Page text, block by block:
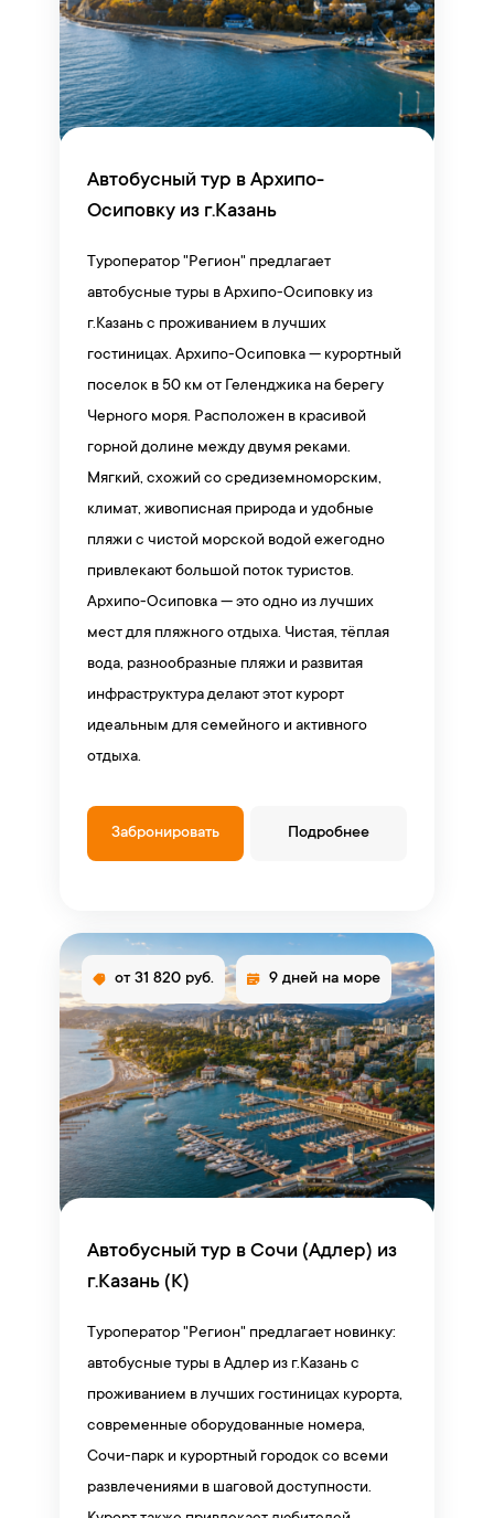
Автобусный тур в Архипо-
Осиповку из г.Казань
Туроператор "Регион" предлагает
автобусные туры в Архипо-Осиповку из
г.Казань с проживанием в лучших
гостиницах. Архипо-Осиповка — курортный
поселок в 50 км от Геленджика на берегу
Черного моря. Расположен в красивой
горной долине между двумя реками.
Мягкий, схожий со средиземноморским,
климат, живописная природа и удобные
пляжи с чистой морской водой ежегодно
привлекают большой поток туристов.
Архипо-Осиповка — это одно из лучших
мест для пляжного отдыха. Чистая, тёплая
вода, разнообразные пляжи и развитая
инфраструктура делают этот курорт
идеальным для семейного и активного
отдыха.
Забронировать Подробнее
от 31 820 руб. 9 дней на море
Автобусный тур в Сочи (Адлер) из
г.Казань (К)
Туроператор "Регион" предлагает новинку:
автобусные туры в Адлер из г.Казань с
проживанием в лучших гостиницах курорта,
современные оборудованные номера,
Сочи-парк и курортный городок со всеми
развлечениями в шаговой доступности.